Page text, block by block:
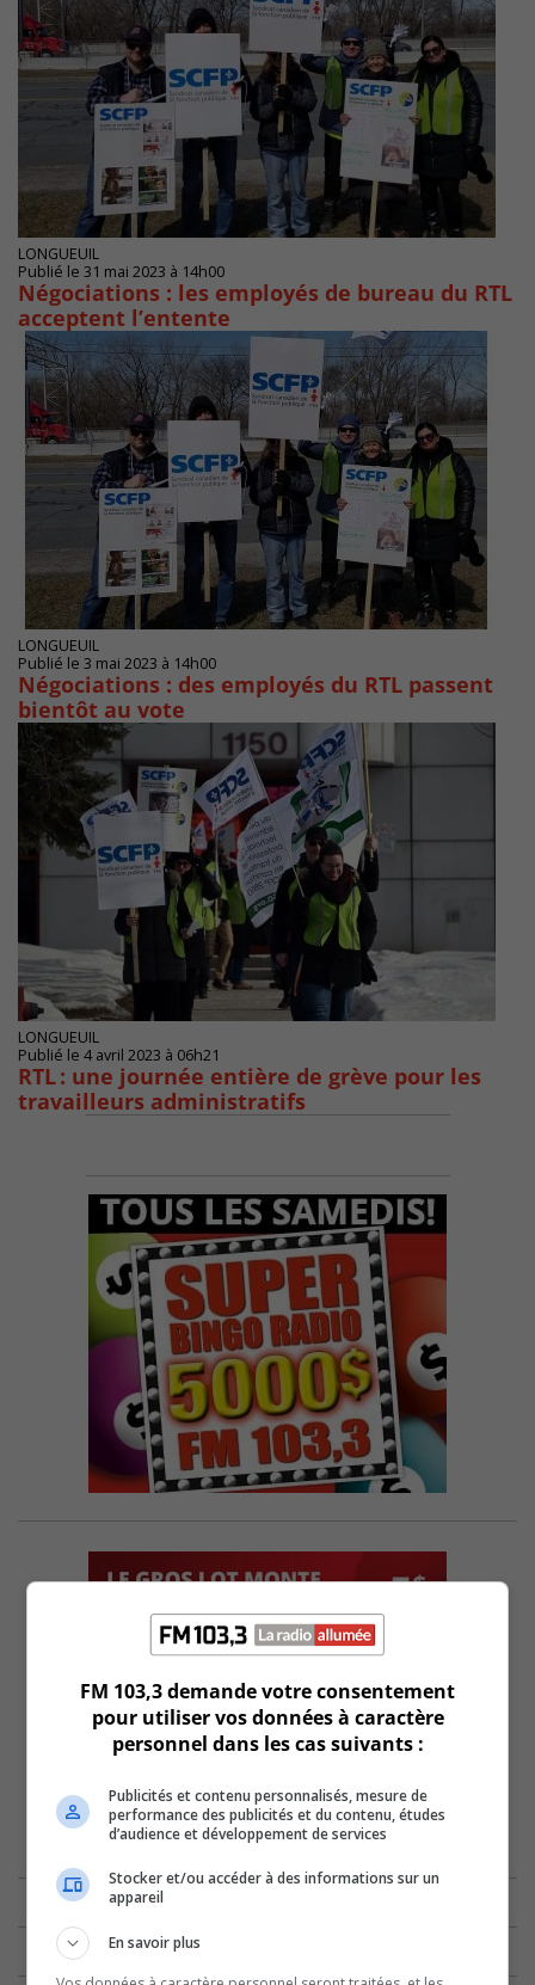
LONGUEUIL
Publié le 31 mai 2023 à 14h00
Négociations : les employés de bureau du RTL
acceptent l’entente
LONGUEUIL
Publié le 3 mai 2023 à 14h00
Négociations : des employés du RTL passent
bientôt au vote
LONGUEUIL
Publié le 4 avril 2023 à 06h21
RTL : une journée entière de grève pour les
travailleurs administratifs
FM 103,3 demande votre consentement
pour utiliser vos données à caractère
personnel dans les cas suivants :
Publicités et contenu personnalisés, mesure de
performance des publicités et du contenu, études
d’audience et développement de services
Stocker et/ou accéder à des informations sur un
appareil
En savoir plus